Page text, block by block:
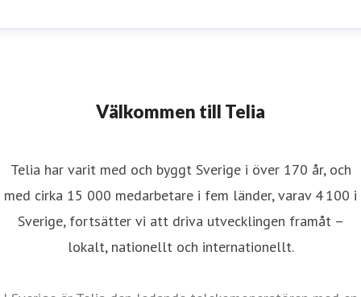
Välkommen till Telia
Telia har varit med och byggt Sverige i över 170 år, och
med cirka 15 000 medarbetare i fem länder, varav 4 100 i
Sverige, fortsätter vi att driva utvecklingen framåt –
lokalt, nationellt och internationellt.